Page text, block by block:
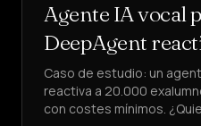
Agente IA vocal
DeepAgent
Caso de estudio: un
reactiva a 20.000
con costes mínimos.